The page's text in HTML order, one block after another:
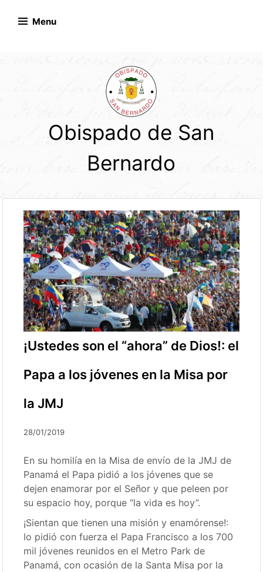
Menu
Obispado de San
Bernardo
¡Ustedes son el “ahora” de Dios!: el
Papa a los jóvenes en la Misa por
la JMJ
28/01/2019
En su homilía en la Misa de envío de la JMJ de
Panamá el Papa pidió a los jóvenes que se
dejen enamorar por el Señor y que peleen por
su espacio hoy, porque “la vida es hoy”.
¡Sientan que tienen una misión y enamórense!:
lo pidió con fuerza el Papa Francisco a los 700
mil jóvenes reunidos en el Metro Park de
Panamá, con ocasión de la Santa Misa por la